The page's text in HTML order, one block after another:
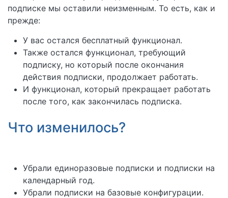
подписке мы оставили неизменным. То есть, как и
прежде:
У вас остался бесплатный функционал.
Также остался функционал, требующий
подписку, но который после окончания
действия подписки, продолжает работать.
И функционал, который прекращает работать
после того, как закончилась подписка.
Что изменилось?
Убрали единоразовые подписки и подписки на
календарный год.
Убрали подписки на базовые конфигурации.